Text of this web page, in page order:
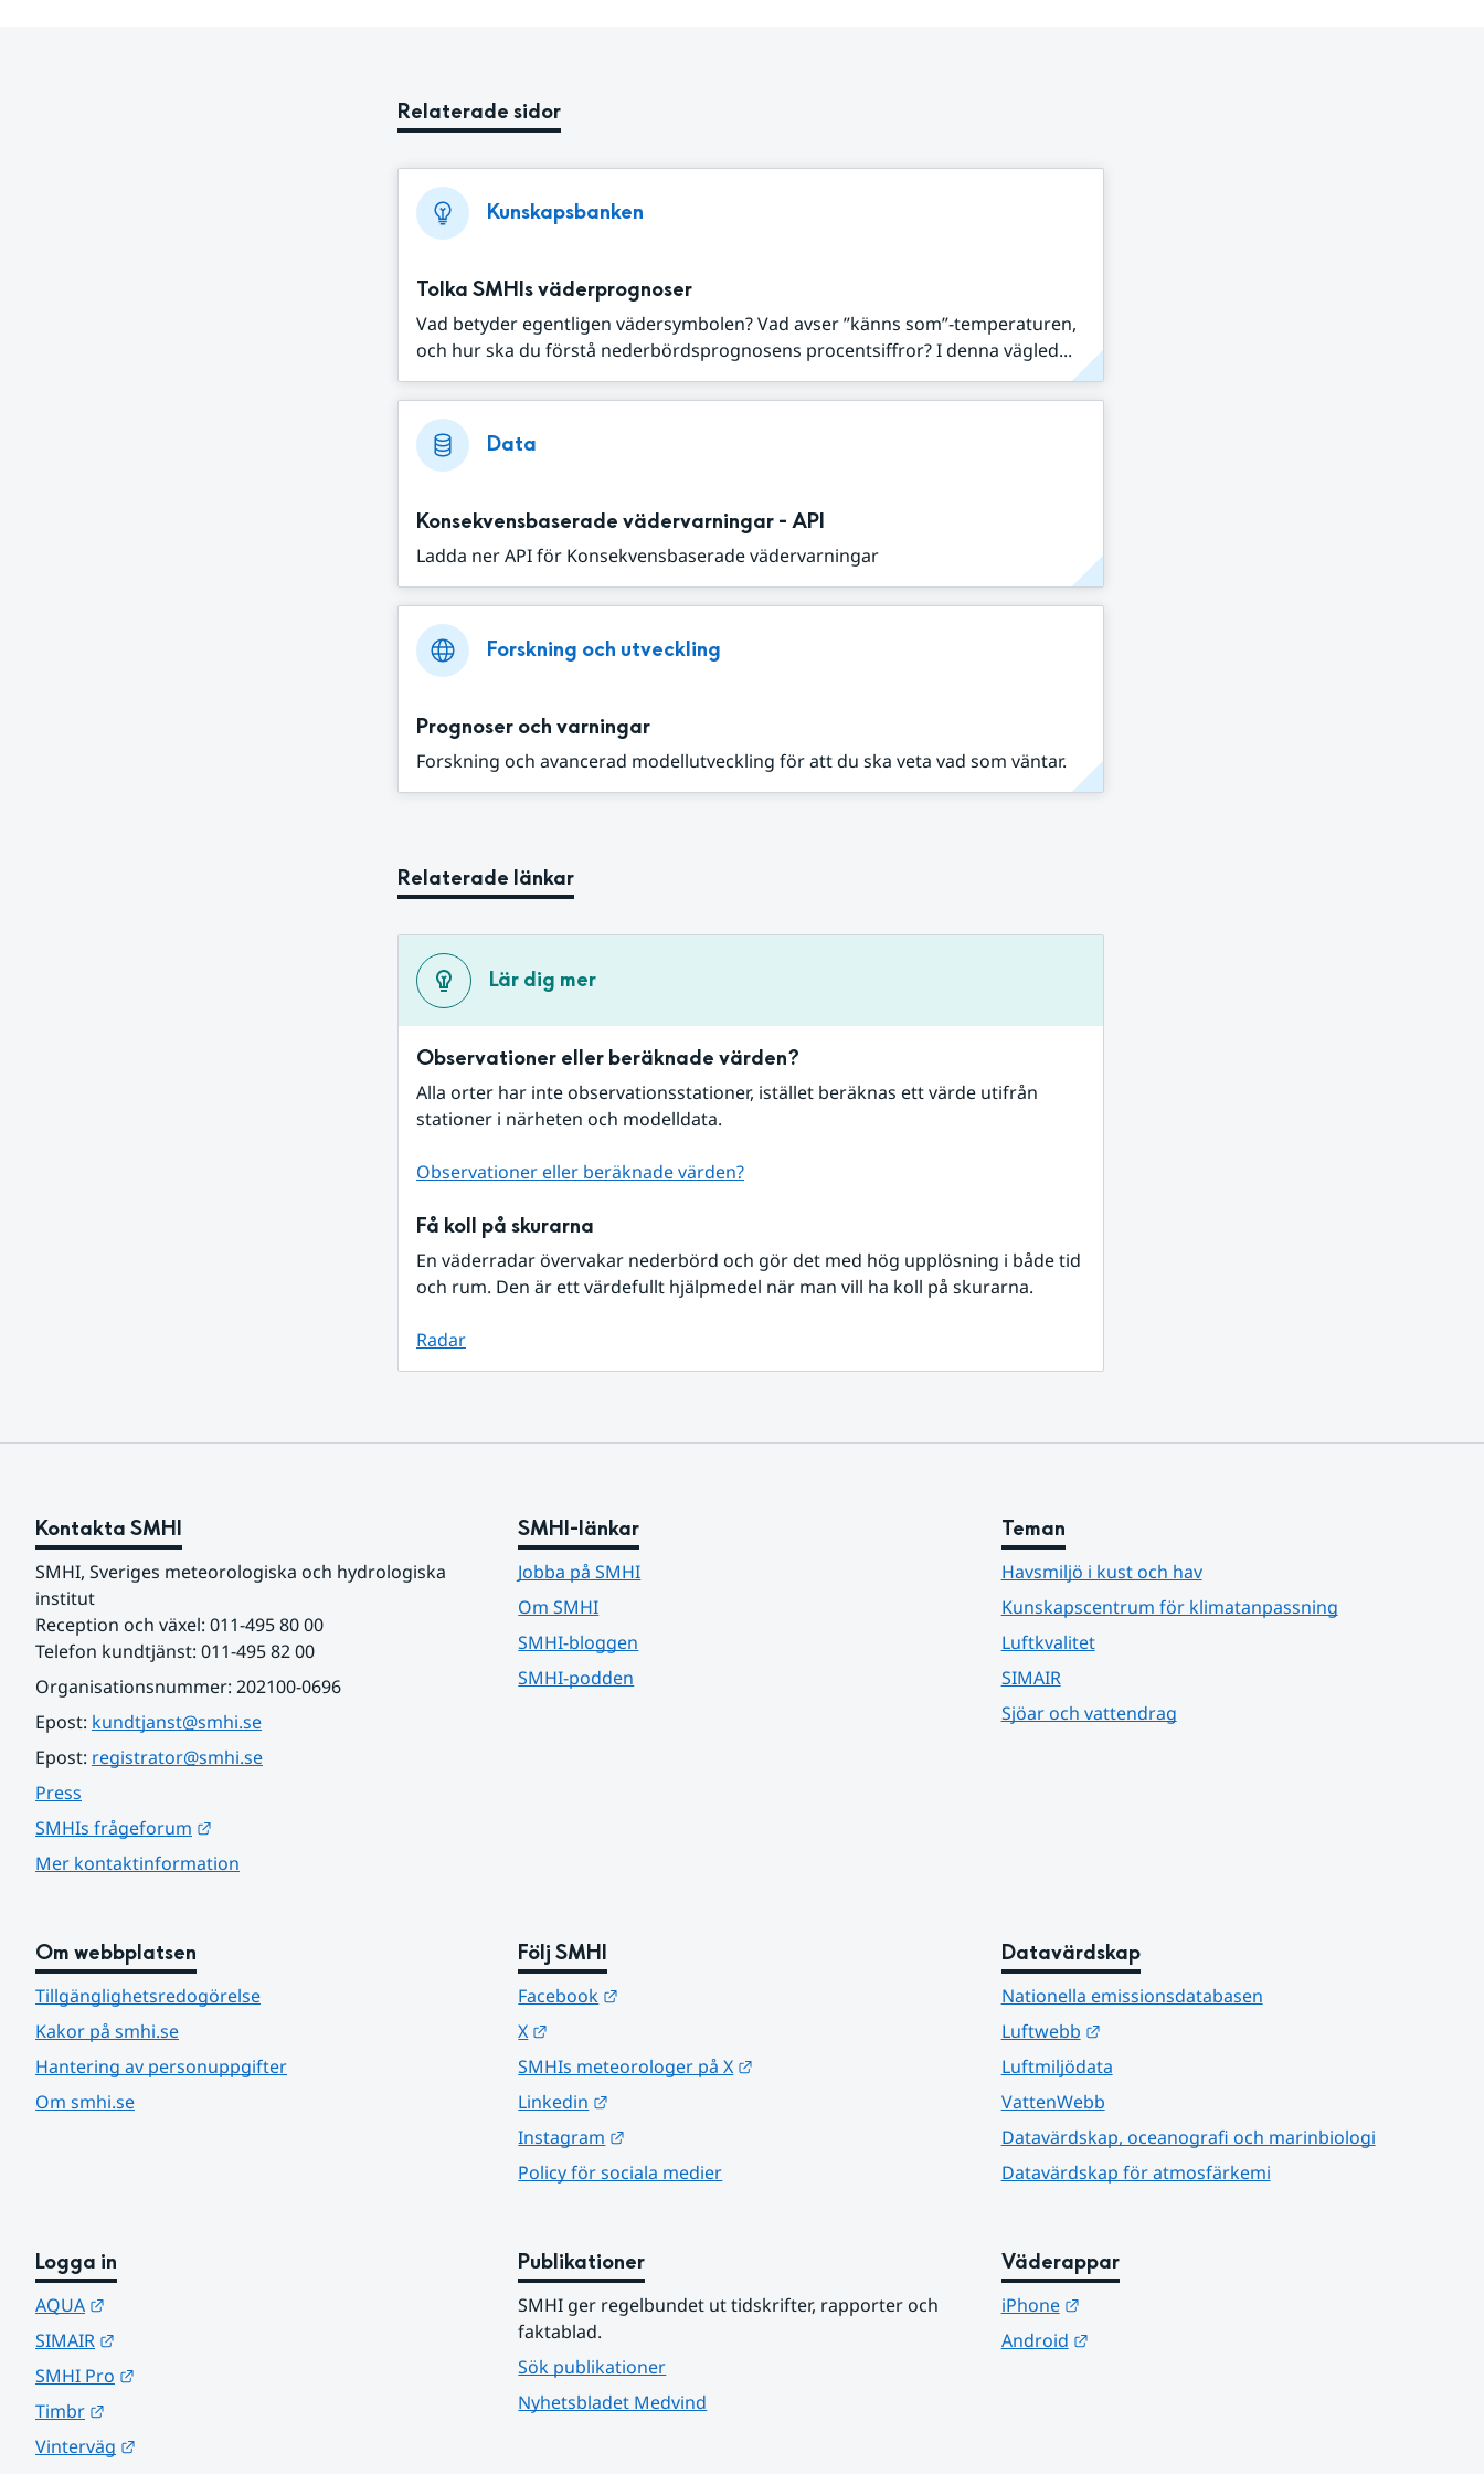
Relaterade sidor
Kunskapsbanken
Tolka SMHIs väderprognoser
Vad betyder egentligen vädersymbolen? Vad avser ”känns som”-temperaturen,
och hur ska du förstå nederbördsprognosens procentsiffror? I denna vägled...
Data
Konsekvensbaserade vädervarningar - API
Ladda ner API för Konsekvensbaserade vädervarningar
Forskning och utveckling
Prognoser och varningar
Forskning och avancerad modellutveckling för att du ska veta vad som väntar.
Relaterade länkar
Lär dig mer
Observationer eller beräknade värden?
Alla orter har inte observationsstationer, istället beräknas ett värde utifrån
stationer i närheten och modelldata.
Observationer eller beräknade värden?
Få koll på skurarna
En väderradar övervakar nederbörd och gör det med hög upplösning i både tid
och rum. Den är ett värdefullt hjälpmedel när man vill ha koll på skurarna.
Radar
Kontakta SMHI
SMHI, Sveriges meteorologiska och hydrologiska
institut
Reception och växel: 011-495 80 00
Telefon kundtjänst: 011-495 82 00
Organisationsnummer: 202100-0696
Epost: kundtjanst@smhi.se
Epost: registrator@smhi.se
Press
SMHIs frågeforum
Mer kontaktinformation
SMHI-länkar
Jobba på SMHI
Om SMHI
SMHI-bloggen
SMHI-podden
Teman
Havsmiljö i kust och hav
Kunskapscentrum för klimatanpassning
Luftkvalitet
SIMAIR
Sjöar och vattendrag
Om webbplatsen
Tillgänglighetsredogörelse
Kakor på smhi.se
Hantering av personuppgifter
Om smhi.se
Följ SMHI
Facebook
X
SMHIs meteorologer på X
Linkedin
Instagram
Policy för sociala medier
Datavärdskap
Nationella emissionsdatabasen
Luftwebb
Länk till annan webbplats.
Luftmiljödata
VattenWebb
Datavärdskap, oceanografi och marinbiologi
Datavärdskap för atmosfärkemi
Logga in
AQUA
SIMAIR
SMHI Pro
Timbr
Vinterväg
Publikationer
SMHI ger regelbundet ut tidskrifter, rapporter och
faktablad.
Sök publikationer
Nyhetsbladet Medvind
Väderappar
iPhone
Länk till annan webbplats.
Android
Länk till annan webbplats.